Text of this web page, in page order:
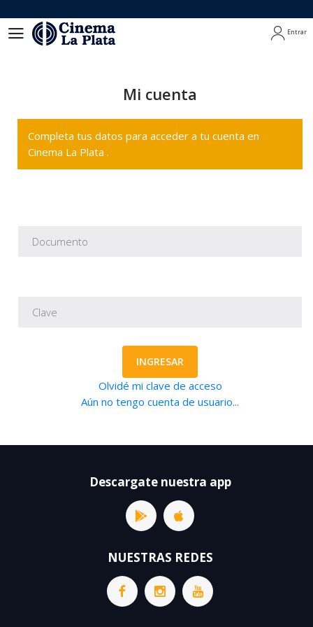
Entrar
Mi cuenta
Completa tus datos para acceder a tu cuenta en
Cinema La Plata .
INGRESAR
Olvidé mi clave de acceso
Aún no tengo cuenta de usuario...
Descargate nuestra app
NUESTRAS REDES